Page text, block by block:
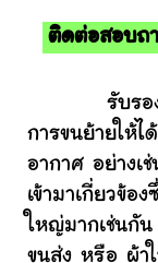
ติดต่อสอบถ
รับรองได้ว่
การขนย้ายให้
อากาศ อย่างเ
เข้ามาเกี่ยวข้อ
ใหญ่มากเช่นกั
ขนส่ง หรือ ผ้า